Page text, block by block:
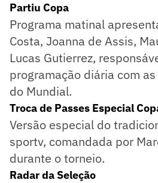
Partiu Copa
Programa matinal
Costa, Joanna de Assis,
Lucas Gutierrez,
programação diária com
do Mundial.
Troca de Passes Especial
Versão especial do
sportv, comandada por
durante o torneio.
Radar da Seleção